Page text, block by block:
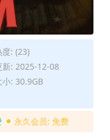
: (23)
新: 2025-12-08
小: 30.9GB
永久会员: 免费